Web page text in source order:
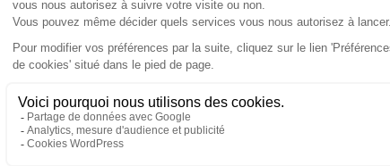
maltraités"
est porté depuis le début par Sylvie Chéreau, qui
comme victimes quand on aura l'analyse du
on a déjà une porte qui s'ouvr
n'a eu que des portes qui se sont fermées. On a été